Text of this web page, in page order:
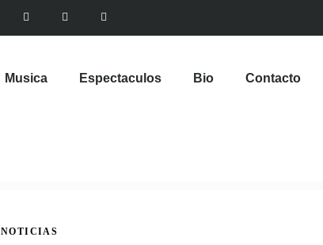
Musica Espectaculos Bio Contacto
NOTICIAS